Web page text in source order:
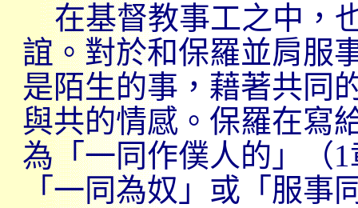
在基督教事工之中，
誼。對於和保羅並肩服
是陌生的事，藉著共同
與共的情感。保羅在寫
為「一同作僕人的」（1
「一同為奴」或「服事